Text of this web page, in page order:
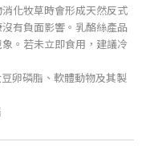
化牧草時會形成天然反式
有負面影響。乳酪絲產品
。若未立即食用，建議冷
卵磷脂、軟體動物及其製